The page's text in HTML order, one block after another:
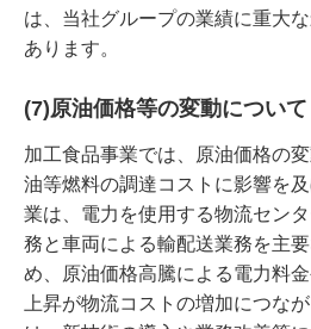
は、当社グループの業績に重大
あります。
(7)原油価格等の変動について
加工食品事業では、原油価格の
油等燃料の調達コストに影響を
業は、電力を使用する物流セン
務と車両による輸配送業務を主
め、原油価格高騰による電力料
上昇が物流コストの増加につな